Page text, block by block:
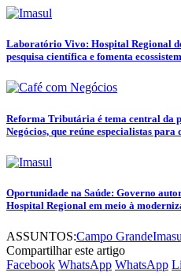
Laboratório Vivo: Hospital Regional
pesquisa científica e fomenta
Reforma Tributária é tema central da
Negócios, que reúne especialistas para
Oportunidade na Saúde: Governo
Hospital Regional em meio à
ASSUNTOS:Campo Grande
Compartilhar este artigo
Facebook WhatsApp WhatsApp